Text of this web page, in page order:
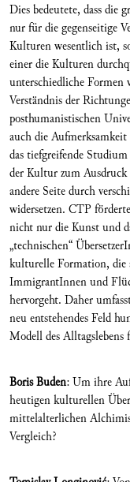
Dies bedeutete, dass die
nur für die gegenseitige
Kulturen wesentlich ist,
einer die Kulturen
unterschiedliche
Verständnis der
posthumanistischen
auch die
das tiefgreifende
der Kultur zum Ausdruck
andere Seite durch
widersetzen. CTP
nicht nur die Kunst und
„technischen“
kulturelle Formation, die
ImmigrantInnen und
hervorgeht. Daher
neu entstehendes Feld
Modell des Alltagslebens
Boris Buden: Um ihre
heutigen kulturellen
mittelalterlichen
Vergleich?